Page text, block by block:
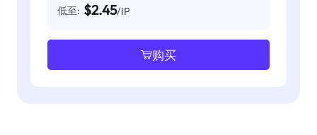
低至: $2.45/IP
购买